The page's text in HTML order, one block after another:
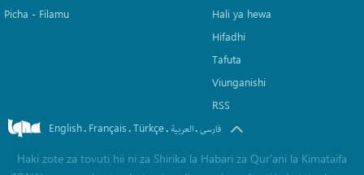
Picha‎ - Filamu‎
Hali ya hewa
Hifadhi
Tafuta
Viunganishi
RSS
English. Français.Türkçe. العربیة.فارسی
Haki zote za tovuti hii ni za Shirika la Habari za Qur'ani la Kimataifa